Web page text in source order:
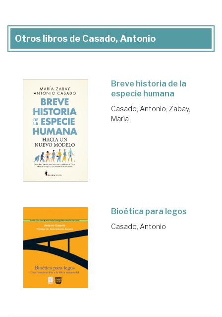
Otros libros de Casado, Antonio
Breve historia de la
especie humana
Casado, Antonio; Zabay,
María
Bioética para legos
Casado, Antonio